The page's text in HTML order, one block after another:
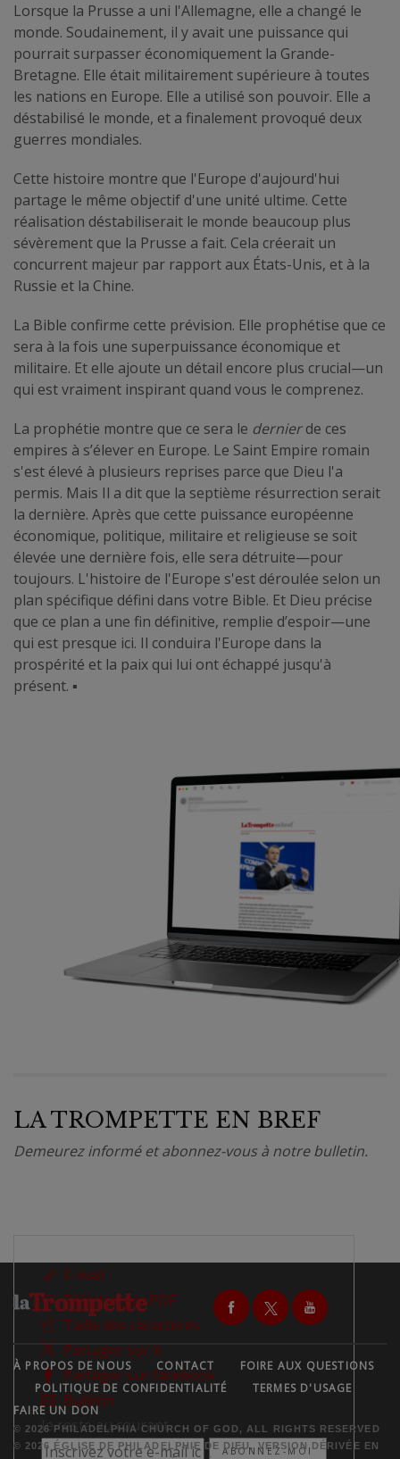
Lorsque la Prusse a uni l'Allemagne, elle a changé le
monde. Soudainement, il y avait une puissance qui
pourrait surpasser économiquement la Grande-
Bretagne. Elle était militairement supérieure à toutes
les nations en Europe. Elle a utilisé son pouvoir. Elle a
déstabilisé le monde, et a finalement provoqué deux
guerres mondiales.
Cette histoire montre que l'Europe d'aujourd'hui
partage le même objectif d'une unité ultime. Cette
réalisation déstabiliserait le monde beaucoup plus
sévèrement que la Prusse a fait. Cela créerait un
concurrent majeur par rapport aux États-Unis, et à la
Russie et la Chine.
La Bible confirme cette prévision. Elle prophétise que ce
sera à la fois une superpuissance économique et
militaire. Et elle ajoute un détail encore plus crucial—un
qui est vraiment inspirant quand vous le comprenez.
La prophétie montre que ce sera le dernierde ces
empires à s’élever en Europe. Le Saint Empire romain
s'est élevé à plusieurs reprises parce que Dieu l'a
permis. Mais Il a dit que la septième résurrection serait
la dernière. Après que cette puissance européenne
économique, politique, militaire et religieuse se soit
élevée une dernière fois, elle sera détruite—pour
toujours. L'histoire de l'Europe s'est déroulée selon un
plan spécifique défini dans votre Bible. Et Dieu précise
que ce plan a une fin définitive, remplie d’espoir—une
qui est presque ici. Il conduira l'Europe dans la
prospérité et la paix qui lui ont échappé jusqu'à
présent. ▪
LA TROMPETTE EN BREF
Demeurez informé et abonnez-vous à notre bulletin.
E-mail
Télécharger PDF
Taille des caractères
Partager sur X
Partager sur facebook
Bulletin
Je reste au courant
ABONNEZ-MOI
À PROPOS DE NOUS CONTACT
FOIRE AUX QUESTIONS
POLITIQUE DE CONFIDENTIALITÉ
TERMES D'USAGE
FAIRE UN DON
© 2026 PHILADELPHIA CHURCH OF GOD, ALL RIGHTS RESERVED
© 2026 ÉGLISE DE PHILADELPHIE DE DIEU, VERSION DÉRIVÉE EN